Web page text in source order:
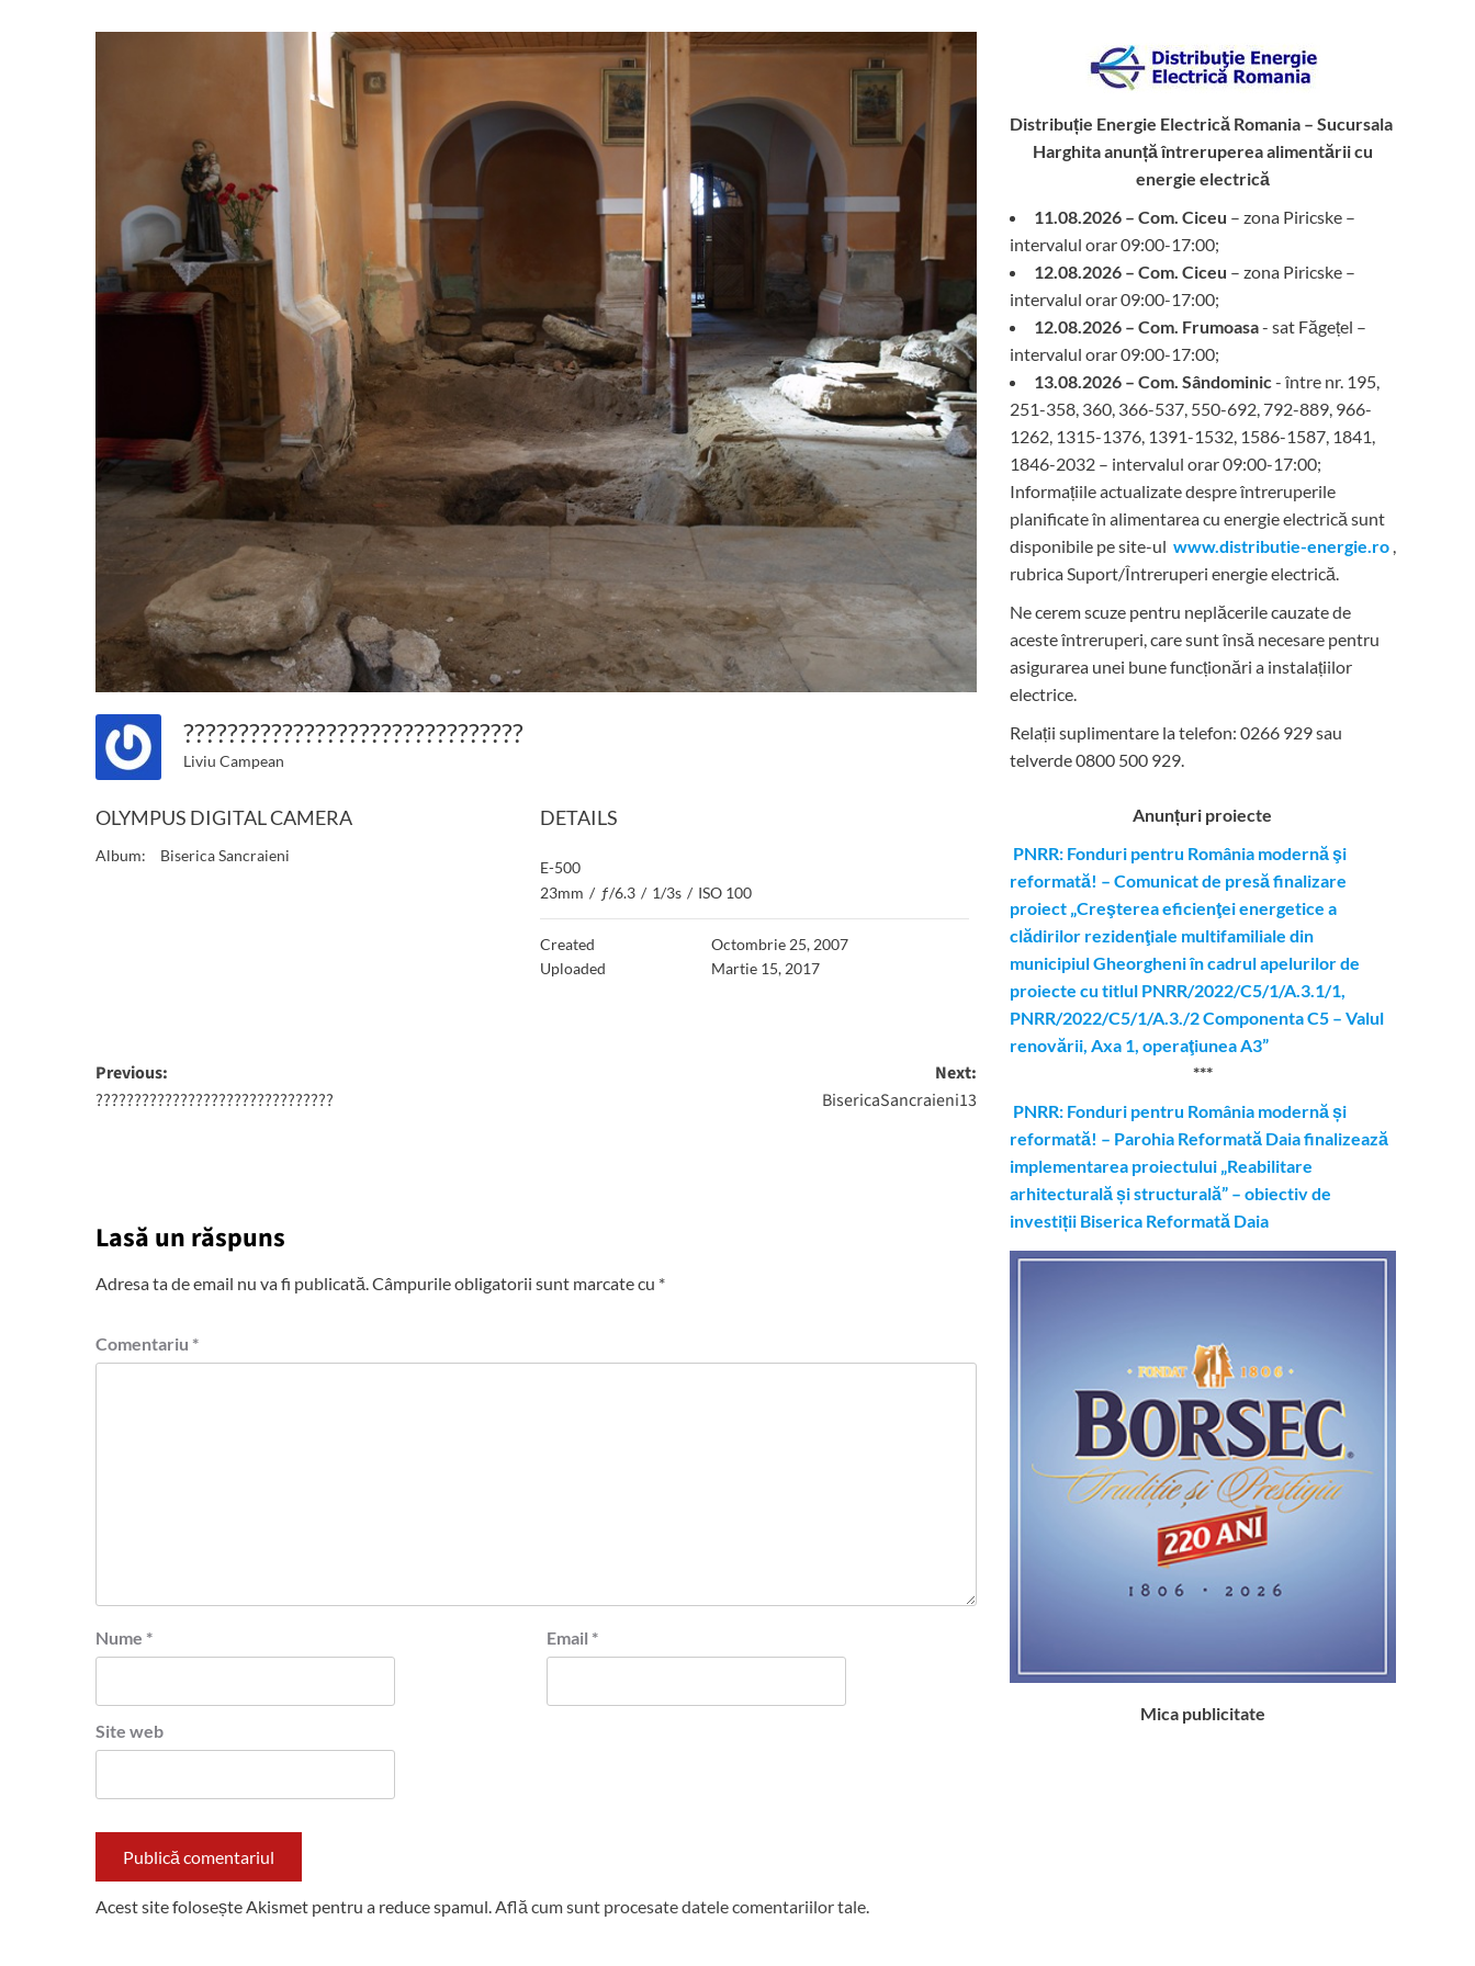
???????????????????????????????
Liviu Campean
OLYMPUS DIGITAL CAMERA
Album: Biserica Sancraieni
DETAILS
E-500
23mm / ƒ/6.3 / 1/3s / ISO 100
Created
Octombrie 25, 2007
Uploaded
Martie 15, 2017
Post
navigation
Previous:
???????????????????????????????
Next:
BisericaSancraieni13
Lasă un răspuns
Adresa ta de email nu va fi publicată.Câmpurile obligatorii sunt marcate cu *
Comentariu *
Nume * Email *
Site web
Acest site folosește Akismet pentru a reduce spamul.Află cum sunt procesate datele comentariilor tale.
Distribuție Energie Electrică Romania – Sucursala
Harghitaanunță întreruperea alimentării cu
energie electrică
11.08.2026 – Com. Ciceu – zona Piricske –
intervalul orar 09:00-17:00;
12.08.2026 – Com. Ciceu – zona Piricske –
intervalul orar 09:00-17:00;
12.08.2026 – Com. Frumoasa- sat Făgețel –
intervalul orar 09:00-17:00;
13.08.2026 – Com. Sândominic- între nr. 195,
251-358, 360, 366-537, 550-692, 792-889, 966-
1262, 1315-1376, 1391-1532, 1586-1587, 1841,
1846-2032 – intervalul orar 09:00-17:00;
Informațiile actualizate despre întreruperile
planificate în alimentarea cu energie electrică sunt
disponibile pe site-ul www.distributie-energie.ro ,
rubrica Suport/Întreruperi energie electrică.
Ne cerem scuze pentru neplăcerile cauzate de
aceste întreruperi, care sunt însă necesare pentru
asigurarea unei bune funcționări a instalațiilor
electrice.
Relații suplimentare la telefon: 0266 929 sau
telverde 0800 500 929.
Anunțuri proiecte
PNRR: Fonduri pentru România modernă şi
reformată! – Comunicat de presă finalizare
proiect „Creşterea eficienţei energetice a
clădirilor rezidenţiale multifamiliale din
municipiul Gheorgheni în cadrul apelurilor de
proiecte cu titlul PNRR/2022/C5/1/A.3.1/1,
PNRR/2022/C5/1/A.3./2 Componenta C5 – Valul
renovării, Axa 1, operaţiunea A3”
***
PNRR: Fonduri pentru România modernă și
reformată! – Parohia Reformată Daia finalizează
implementarea proiectului „Reabilitare
arhitecturală și structurală” – obiectiv de
investiții Biserica Reformată Daia
Mica publicitate